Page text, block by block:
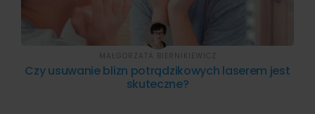
Czy usuwanie blizn potrądzikowych laserem jest
skuteczne?
MAŁGORZATA BIERNIKIEWICZ